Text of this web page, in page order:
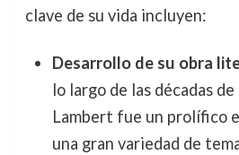
clave de su vida incluyen:
Desarrollo de su obra
lo largo de las décadas
Lambert fue un prolífico
una gran variedad de